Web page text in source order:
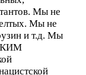
Мы не
Мы не
и т.д. Мы